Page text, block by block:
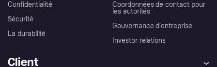
Confidentialité
Sécurité
La durabilité
Coordonnées de contact pour
les autorités
Gouvernance d’entreprise
Investor relations
Client